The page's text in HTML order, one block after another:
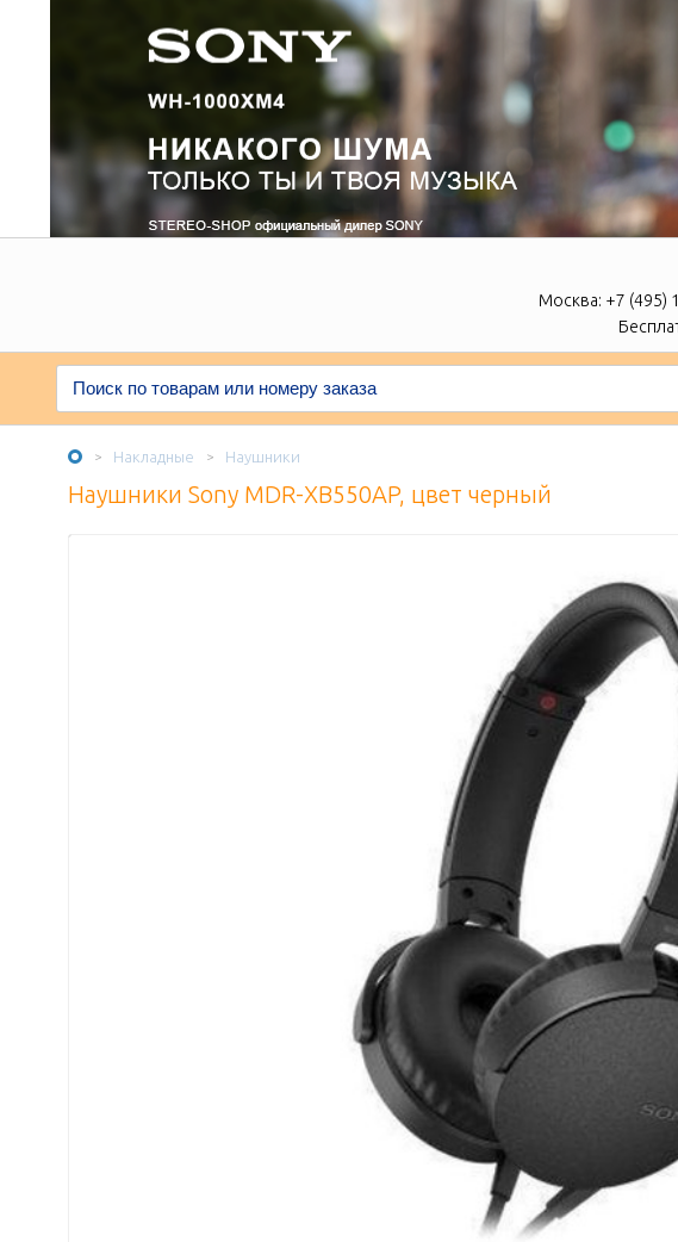
Москва: +7 (495)
> Накладные > Наушники
Наушники Sony MDR-XB550AP, цвет черный